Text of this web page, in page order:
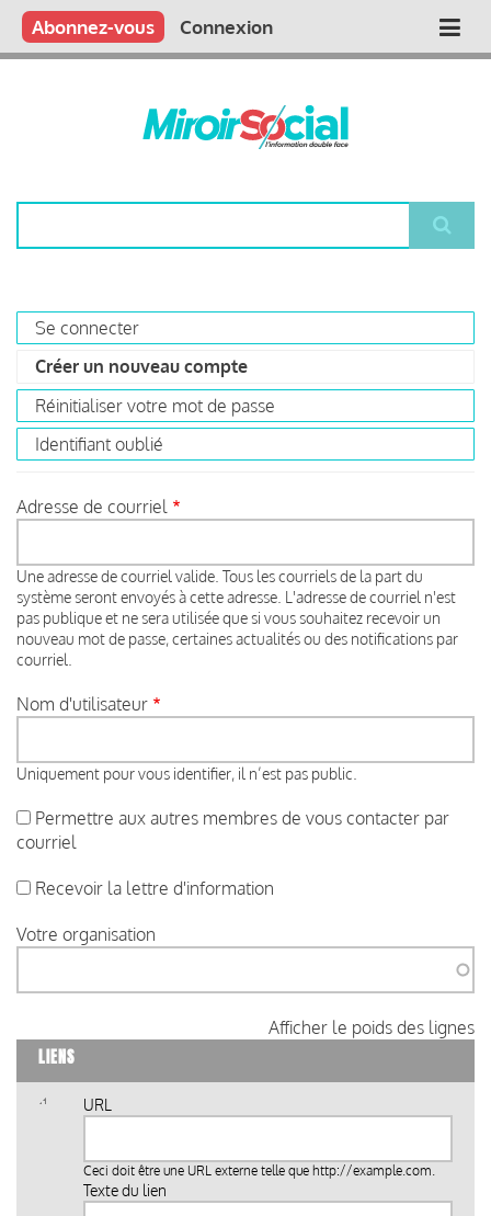
Aller
contenu
Main
Qui sommes nous ?
Vous publiez
Nous publions
Contactez-nous
Abonnez-vous Connexion
Primary
tabs
Se connecter
Créer un nouveau compte
actif)
Réinitialiser votre mot de passe
Identifiant oublié
Adresse de courriel
Une adresse de courriel valide. Tous les courriels de la part du
système seront envoyés à cette adresse. L'adresse de courriel n'est
pas publique et ne sera utilisée que si vous souhaitez recevoir un
nouveau mot de passe, certaines actualités ou des notifications par
courriel.
Nom d'utilisateur
Uniquement pour vous identifier, il n’est pas public.
Permettre aux autres membres de vous contacter par
courriel
Recevoir la lettre d'information
Votre organisation
Afficher le poids des lignes
LIENS
URL
Ceci doit être une URL externe telle que http://example.com.
Texte du lien